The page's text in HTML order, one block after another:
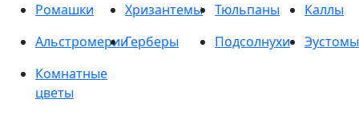
Ромашки
Хризантемы Тюльпаны
Каллы
АльстромерииГерберы Подсолнухи
Эустомы
Комнатные
цветы